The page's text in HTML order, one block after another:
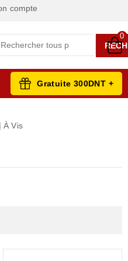
compte
0
Gratuite 300DNT +
À Vis